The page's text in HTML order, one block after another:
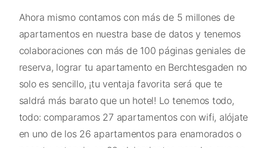
Ahora mismo contamos con más de 5 millones de
apartamentos en nuestra base de datos y tenemos
colaboraciones con más de 100 páginas geniales de
reserva, lograr tu apartamento en Berchtesgaden no
solo es sencillo, ¡tu ventaja favorita será que te
saldrá más barato que un hotel! Lo tenemos todo,
todo: comparamos 27 apartamentos con wifi, alójate
en uno de los 26 apartamentos para enamorados o